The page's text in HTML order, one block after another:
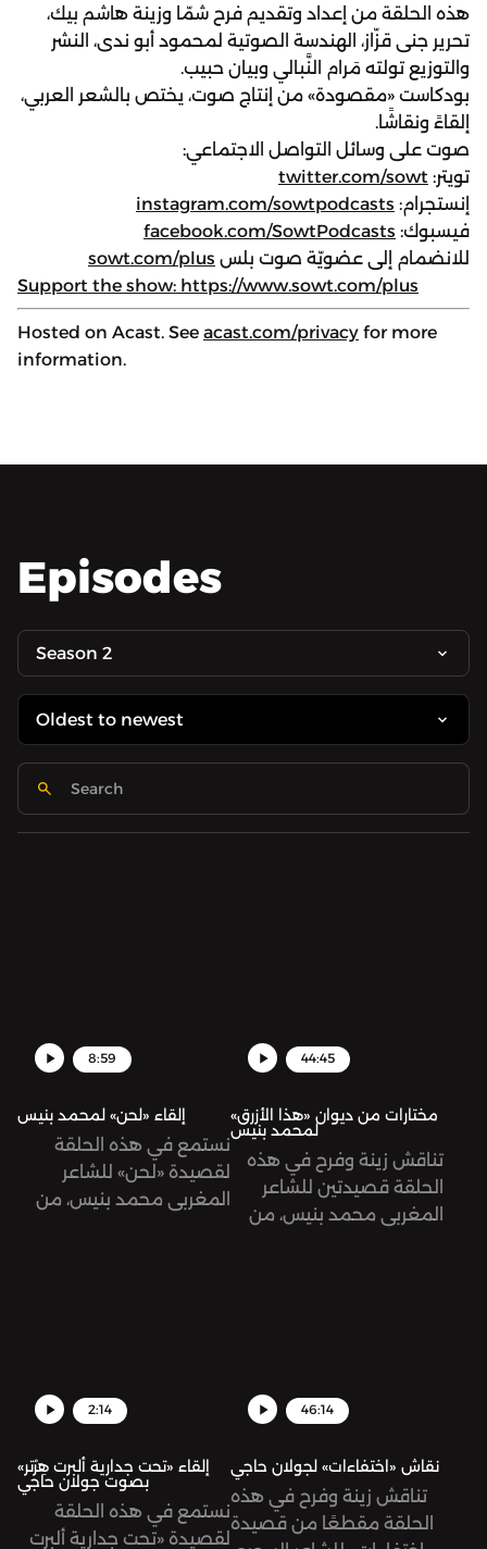
هذه الحلقة من إعداد وتقديم فرح شمّا وزينة هاشم بيك،
تحرير جنى قزّاز، الهندسة الصوتية لمحمود أبو ندى، النشر
والتوزيع تولته مَرام النَّبالي وبيان حبيب.
بودكاست «مقصودة» من إنتاج صوت، يختص بالشعر العربي،
إلقاءً ونقاشًا.
صوت على وسائل التواصل الاجتماعي:
تويتر: twitter.com/sowt
إنستجرام: instagram.com/sowtpodcasts
فيسبوك: facebook.com/SowtPodcasts
للانضمام إلى عضويّة صوت بلس sowt.com/plus
Support the show: https://www.sowt.com/plus
Hosted on Acast. See acast.com/privacy for more
information.
Episodes
Season 2
8:59
إلقاء «لحن» لمحمد بنيس
نستمع في هذه الحلقة
لقصيدة «لحن» للشاعر
المغربي محمد بنيس، من
44:45
مختارات من ديوان «هذا الأزرق»
لمحمد بنيس
تناقش زينة وفرح في هذه
الحلقة قصيدتين للشاعر
المغربي محمد بنيس، من
2:14
إلقاء «تحت جدارية ألبرت هِرْتر»
بصوت جولان حاجي
نستمع في هذه الحلقة
لقصيدة «تحت جدارية ألبرت
46:14
نقاش «اختفاءات» لجولان حاجي
تناقش زينة وفرح في هذه
الحلقة مقطعًا من قصيدة